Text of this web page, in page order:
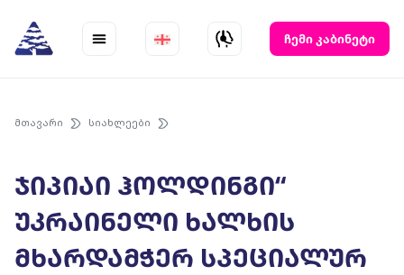
content
ჩემი კაბინეტი
მთავარი სიახლეები
ჯიპიაი ჰოლდინგი“
უკრაინელი ხალხის
მხარდამჭერ სპეციალურ